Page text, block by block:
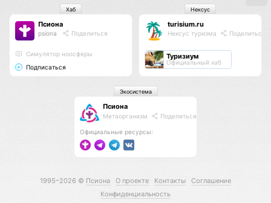
Псиона
psiona Поделиться
Cимулятор ноосферы
Подписаться
Хаб
turisium.ru
Нексус туризма Поделиться
Туризиум
Официальный хаб
Нексус
Псиона
Метаорганизм Поделиться
Официальные ресурсы:
Экосистема
1995–2026 © Псиона О проекте Контакты
Соглашение
Конфиденциальность